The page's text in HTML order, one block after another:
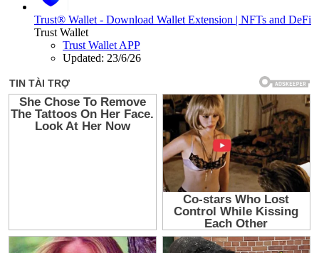
Trust® Wallet - Download Wallet Extension | NFTs and DeFi
Trust Wallet
Trust Wallet APP
Updated: 23/6/26